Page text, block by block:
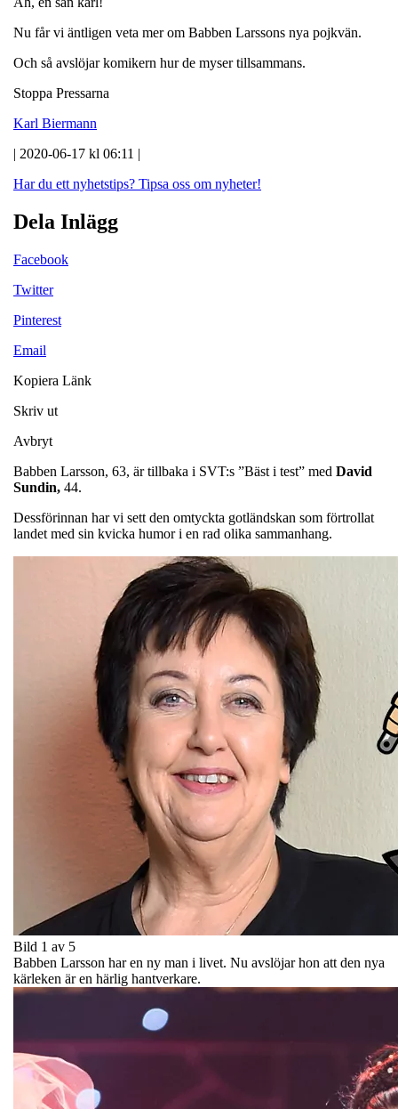
Nu får vi äntligen veta mer om Babben Larssons nya pojkvän.
Och så avslöjar komikern hur de myser tillsammans.
Stoppa Pressarna
Karl Biermann
| 2020-06-17 kl 06:11 |
Har du ett nyhetstips? Tipsa oss om nyheter!
Dela Inlägg
Facebook
Twitter
Pinterest
Email
Kopiera Länk
Skriv ut
Avbryt
Babben Larsson, 63, är tillbaka i SVT:s ”Bäst i test” med David
Sundin, 44.
Dessförinnan har vi sett den omtyckta gotländskan som förtrollat
landet med sin kvicka humor i en rad olika sammanhang.
Bild 1 av 5
Babben Larsson har en ny man i livet. Nu avslöjar hon att den nya
kärleken är en härlig hantverkare.